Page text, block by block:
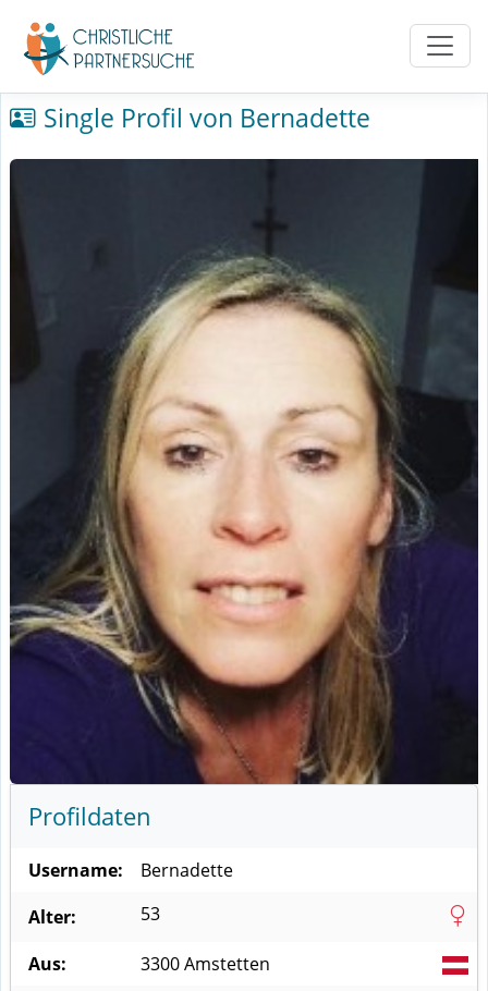
Single Profil von Bernadette
Profildaten
Username:
Bernadette
Alter:
53
Aus: 3300Amstetten